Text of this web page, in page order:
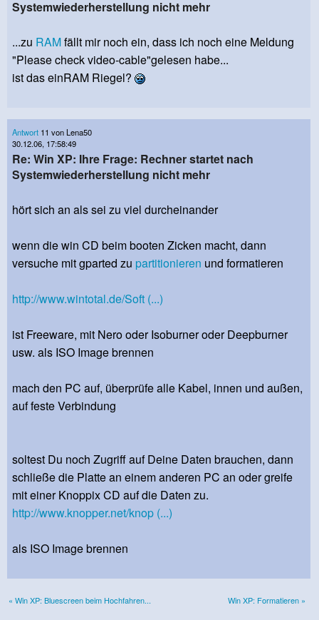
Systemwiederherstellung nicht mehr
...zu RAMfällt mir noch ein, dass ich noch eine Meldung
"Please check video-cable"gelesen habe...
ist das einRAM Riegel?
Antwort 11 von Lena50
30.12.06, 17:58:49
Re: Win XP: Ihre Frage: Rechner startet nach
Systemwiederherstellung nicht mehr
hört sich an als sei zu viel durcheinander
wenn die win CD beim booten Zicken macht, dann
versuche mit gparted zu partitionieren und formatieren
http://www.wintotal.de/Soft (...)
ist Freeware, mit Nero oder Isoburner oder Deepburner
usw. als ISO Image brennen
mach den PC auf, überprüfe alle Kabel, innen und außen,
auf feste Verbindung
soltest Du noch Zugriff auf Deine Daten brauchen, dann
schließe die Platte an einem anderen PC an oder greife
mit einer Knoppix CD auf die Daten zu.
http://www.knopper.net/knop (...)
als ISO Image brennen
« Win XP: Bluescreen beim Hochfahren... Win XP: Formatieren »